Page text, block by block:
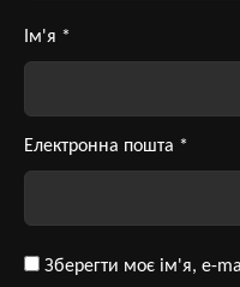
Ім'я *
Електронна пошта *
Зберегти моє ім'я, e-